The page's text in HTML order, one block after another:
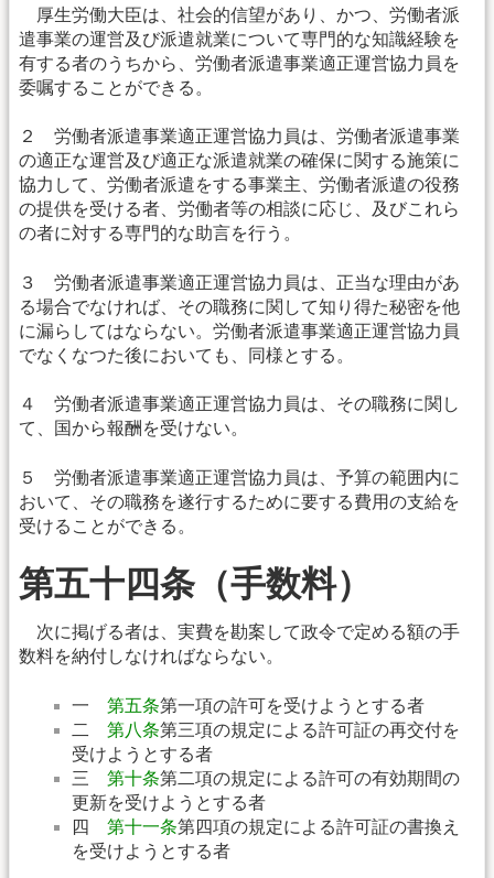
厚生労働大臣は、社会的信望があり、かつ、労働者派
遣事業の運営及び派遣就業について専門的な知識経験を
有する者のうちから、労働者派遣事業適正運営協力員を
委嘱することができる。
２ 労働者派遣事業適正運営協力員は、労働者派遣事業
の適正な運営及び適正な派遣就業の確保に関する施策に
協力して、労働者派遣をする事業主、労働者派遣の役務
の提供を受ける者、労働者等の相談に応じ、及びこれら
の者に対する専門的な助言を行う。
３ 労働者派遣事業適正運営協力員は、正当な理由があ
る場合でなければ、その職務に関して知り得た秘密を他
に漏らしてはならない。労働者派遣事業適正運営協力員
でなくなつた後においても、同様とする。
４ 労働者派遣事業適正運営協力員は、その職務に関し
て、国から報酬を受けない。
５ 労働者派遣事業適正運営協力員は、予算の範囲内に
おいて、その職務を遂行するために要する費用の支給を
受けることができる。
第五十四条（手数料）
次に掲げる者は、実費を勘案して政令で定める額の手
数料を納付しなければならない。
一 第五条第一項の許可を受けようとする者
二 第八条第三項の規定による許可証の再交付を
受けようとする者
三 第十条第二項の規定による許可の有効期間の
更新を受けようとする者
四 第十一条第四項の規定による許可証の書換え
を受けようとする者